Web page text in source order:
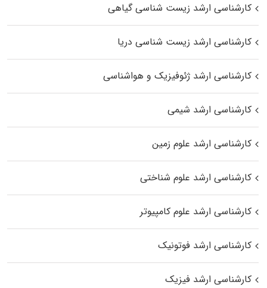
کارشناسی ارشد زیست‌ شناسی گیاهی
کارشناسی ارشد زیست‌ شناسی دریا
کارشناسی ارشد ژئوفیزیک و هواشناسی
کارشناسی ارشد شیمی
کارشناسی ارشد علوم زمین
کارشناسی ارشد علوم شناختی
کارشناسی ارشد علوم کامپیوتر
کارشناسی ارشد فوتونیک
کارشناسی ارشد فیزیک